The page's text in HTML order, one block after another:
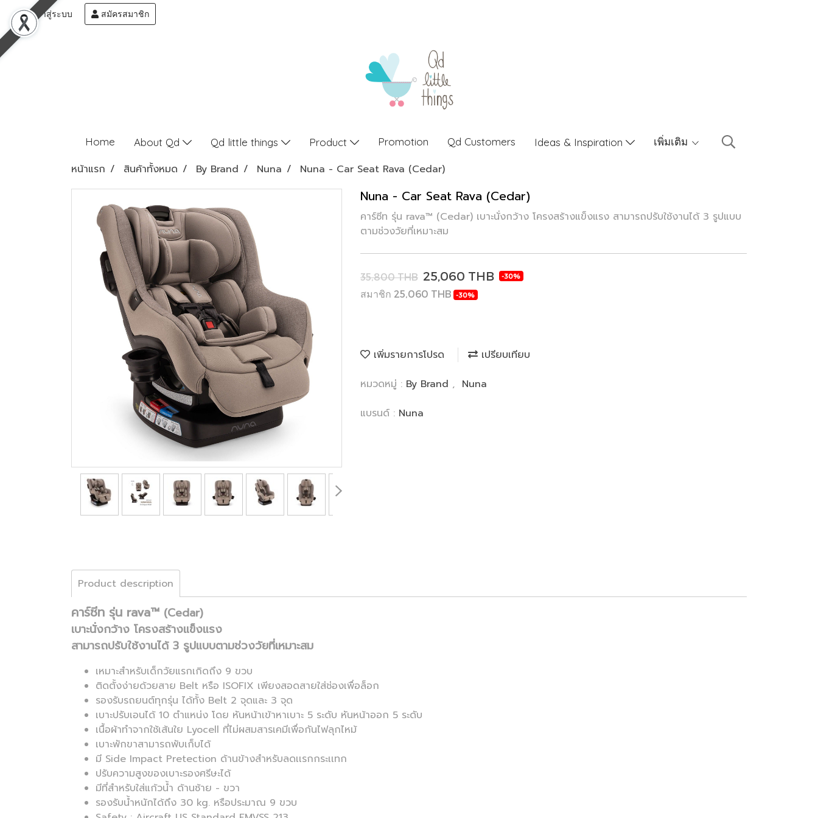
เข้าสู่ระบบ สมัครสมาชิก
Home About Qd Qd little things Product Promotion Qd Customers Ideas & Inspiration เพิ่มเติม
หน้าแรก สินค้าทั้งหมด By Brand Nuna Nuna - Car Seat Rava (Cedar)
Nuna - Car Seat Rava (Cedar)
คาร์ซีท รุ่น rava™ (Cedar) เบาะนั่งกว้าง โครงสร้างแข็งแรง สามารถปรับใช้งานได้ 3 รูปแบบ
ตามช่วงวัยที่เหมาะสม
35,800 THB 25,060 THB -30%
สมาชิก 25,060 THB -30%
เพิ่มรายการโปรด
เปรียบเทียบ
หมวดหมู่ : By Brand , Nuna
แบรนด์ : Nuna
Product description
คาร์ซีท รุ่น rava™ (Cedar)
เบาะนั่งกว้าง โครงสร้างแข็งแรง
สามารถปรับใช้งานได้ 3 รูปแบบตามช่วงวัยที่เหมาะสม
เหมาะสำหรับเด็กวัยแรกเกิดถึง 9 ขวบ
ติดตั้งง่ายด้วยสาย Belt หรือ ISOFIX เพียงสอดสายใส่ช่องเพื่อล็อก
รองรับรถยนต์ทุกรุ่น ได้ทั้ง Belt 2 จุดและ 3 จุด
เบาะปรับเอนได้ 10 ตำแหน่ง โดย หันหน้าเข้าหาเบาะ 5 ระดับ หันหน้าออก 5 ระดับ
เนื้อผ้าทำจากใช้เส้นใย Lyocell ที่ไม่ผสมสารเคมีเพื่อกันไฟลุกไหม้
เบาะพักขาสามารถพับเก็บได้
มี Side Impact Pretection ด้านข้างสำหรับลดเเรกกระเเทก
ปรับความสูงของเบาะรองศรีษะได้
มีที่สำหรับใส่แก้วน้ำ ด้านซ้าย - ขวา
รองรับน้ำหนักได้ถึง 30 kg. หรือประมาณ 9 ขวบ